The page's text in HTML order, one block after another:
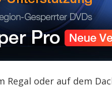
Regal oder auf dem